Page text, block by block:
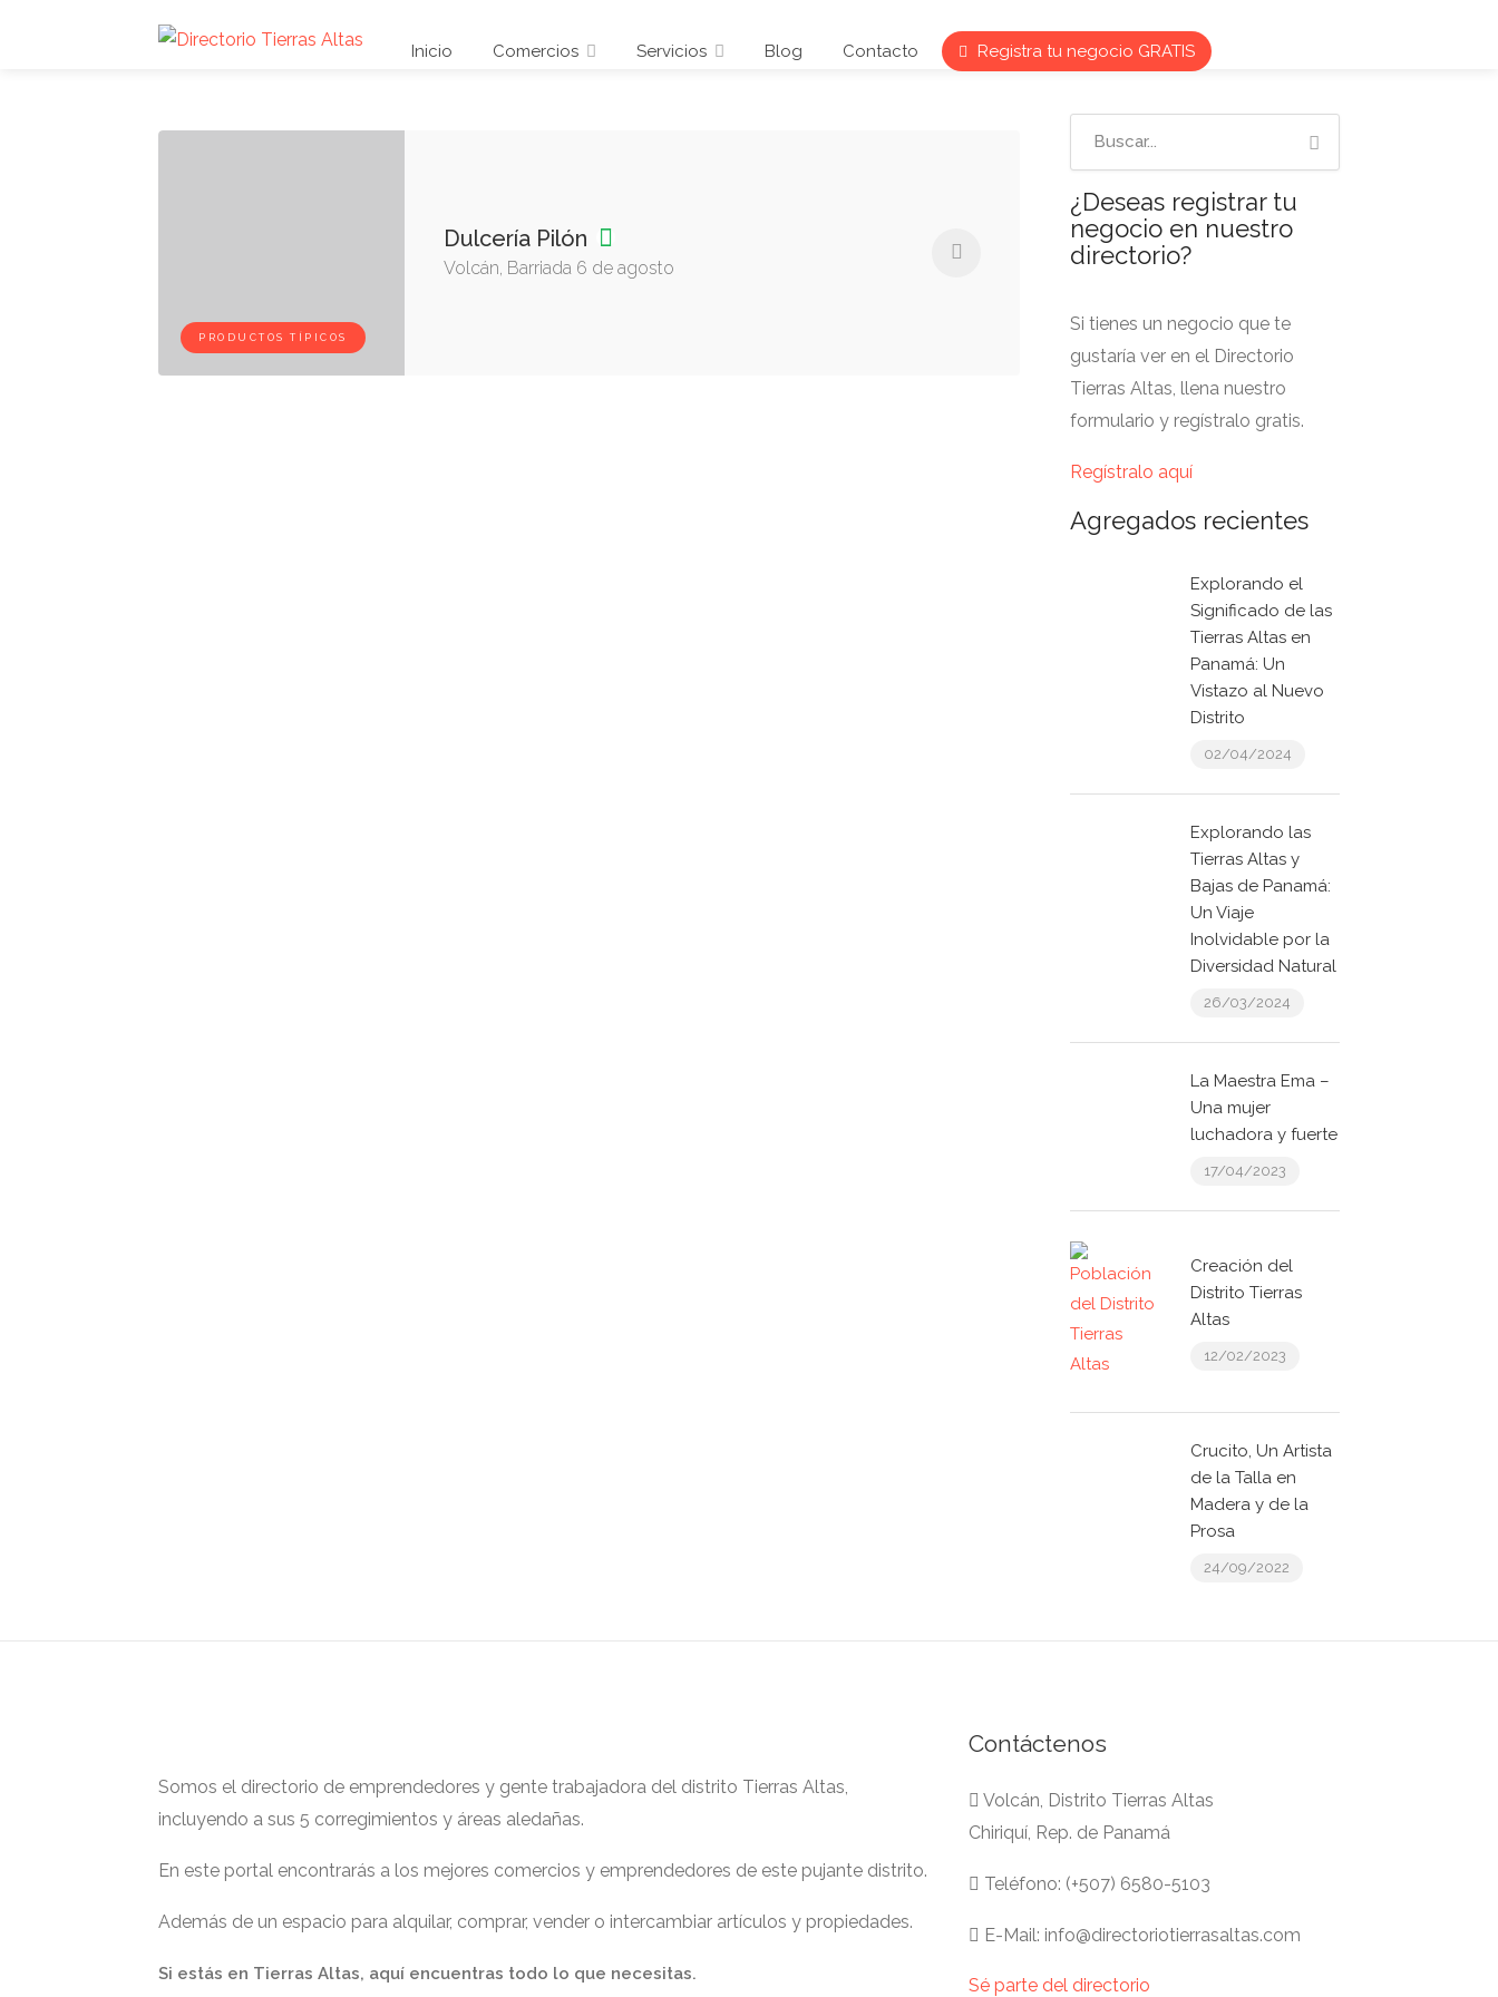
Inicio Comercios Servicios Blog Contacto Registra tu negocio GRATIS
PRODUCTOS TÍPICOS
Dulcería Pilón
Volcán, Barriada 6 de agosto
¿Deseas registrar tu
negocio en nuestro
directorio?
Si tienes un negocio que te
gustaría ver en el Directorio
Tierras Altas, llena nuestro
formulario y regístralo gratis.
Regístralo aquí
Agregados recientes
Explorando el
Significado de las
Tierras Altas en
Panamá: Un
Vistazo al Nuevo
Distrito
02/04/2024
Explorando las
Tierras Altas y
Bajas de Panamá:
Un Viaje
Inolvidable por la
Diversidad Natural
26/03/2024
La Maestra Ema –
Una mujer
luchadora y fuerte
17/04/2023
Creación del
Distrito Tierras
Altas
12/02/2023
Crucito, Un Artista
de la Talla en
Madera y de la
Prosa
24/09/2022
Somos el directorio de emprendedores y gente trabajadora del distrito Tierras Altas,
incluyendo a sus 5 corregimientos y áreas aledañas.
En este portal encontrarás a los mejores comercios y emprendedores de este pujante distrito.
Además de un espacio para alquilar, comprar, vender o intercambiar artículos y propiedades.
Si estás en Tierras Altas, aquí encuentras todo lo que necesitas.
Contáctenos
Volcán, Distrito Tierras Altas
Chiriquí, Rep. de Panamá
Teléfono: (+507) 6580-5103
E-Mail: info@directoriotierrasaltas.com
Sé parte del directorio